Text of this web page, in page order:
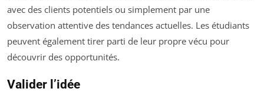
avec des clients potentiels ou simplement par une
observation attentive des tendances actuelles. Les étudiants
peuvent également tirer parti de leur propre vécu pour
découvrir des opportunités.
Valider l’idée